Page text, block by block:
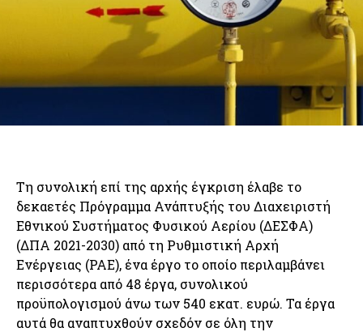
Τη συνολική επί της αρχής έγκριση έλαβε το
δεκαετές Πρόγραμμα Ανάπτυξής του Διαχειριστή
Εθνικού Συστήματος Φυσικού Αερίου (ΔΕΣΦΑ)
(ΔΠΑ 2021-2030) από τη Ρυθμιστική Αρχή
Ενέργειας (ΡΑΕ), ένα έργο το οποίο περιλαμβάνει
περισσότερα από 48 έργα, συνολικού
προϋπολογισμού άνω των 540 εκατ. ευρώ. Τα έργα
αυτά θα αναπτυχθούν σχεδόν σε όλη την